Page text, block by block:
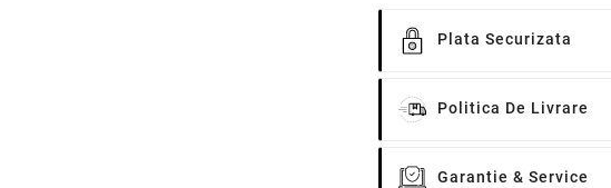
Plata Securizata
Politica De Livrare
Garantie & Service